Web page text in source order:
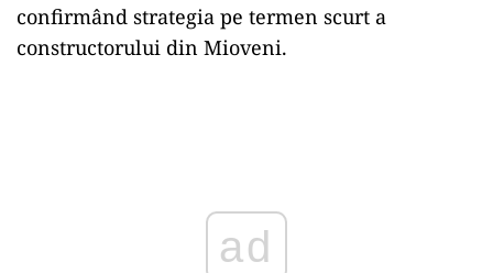
confirmând strategia pe termen scurt a
constructorului din Mioveni.
ad